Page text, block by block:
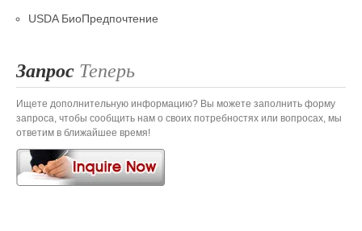
USDA БиоПредпочтение
Запрос Теперь
Ищете дополнительную информацию? Вы можете заполнить форму
запроса, чтобы сообщить нам о своих потребностях или вопросах, мы
ответим в ближайшее время!